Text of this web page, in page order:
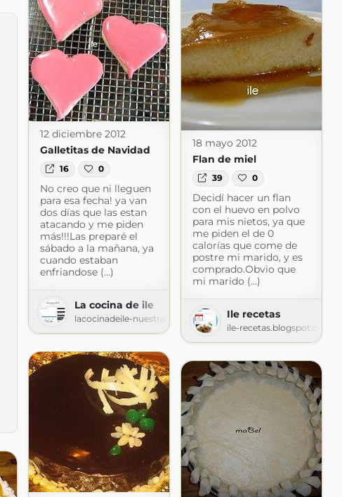
12 diciembre 2012
Galletitas de Navidad
16 0
No creo que ni lleguen
para esa fecha! ya van
dos días que las estan
atacando y me piden
más!!!Las preparé el
sábado a la mañana, ya
cuando estaban
enfriandose (...)
La cocina de ile
lacocinadeile-nuestrasrecetas.blogspot.com
18 mayo 2012
Flan de miel
39 0
Decidí hacer un flan
con el huevo en polvo
para mis nietos, ya que
me piden el de 0
calorías que come de
postre mi marido, y es
comprado.Obvio que
mi marido (...)
Ile recetas
ile-recetas.blogspot.com